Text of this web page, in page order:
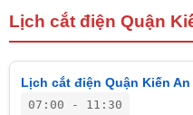
Lịch cắt điện Quận
Lịch cắt điện Quận Kiến An
07:00 - 11:30